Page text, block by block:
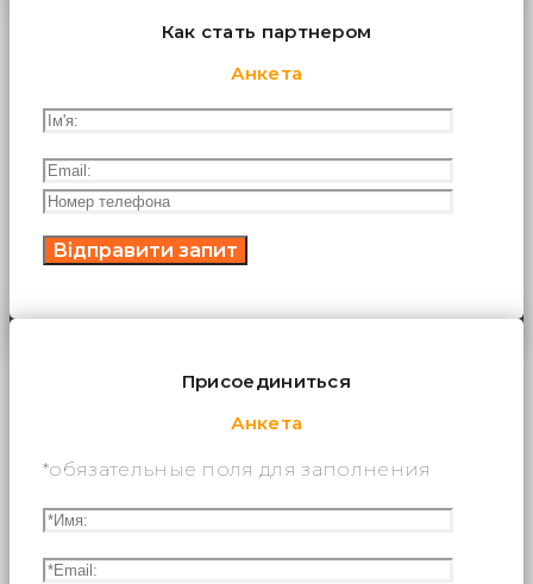
Как стать партнером
Анкета
Присоединиться
Анкета
*обязательные поля для заполнения